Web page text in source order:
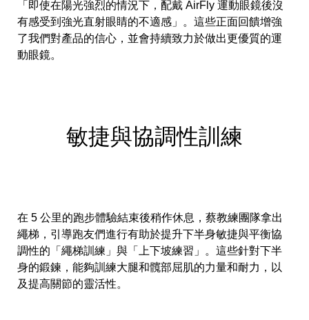
「即使在陽光強烈的情況下，配戴 AirFly 運動眼鏡後沒
有感受到強光直射眼睛的不適感」。這些正面回饋增強
了我們對產品的信心，並會持續致力於做出更優質的運
動眼鏡。
敏捷與協調性訓練
在 5 公里的跑步體驗結束後稍作休息，蔡教練團隊拿出
繩梯，引導跑友們進行有助於提升下半身敏捷與平衡協
調性的「繩梯訓練」與「上下坡練習」。這些針對下半
身的鍛鍊，能夠訓練大腿和髖部屈肌的力量和耐力，以
及提高關節的靈活性。